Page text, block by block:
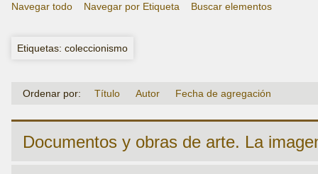
Navegar todo Navegar por Etiqueta Buscar elementos
Etiquetas: coleccionismo
Ordenar por: Título Autor Fecha de agregación
Documentos y obras de arte. La